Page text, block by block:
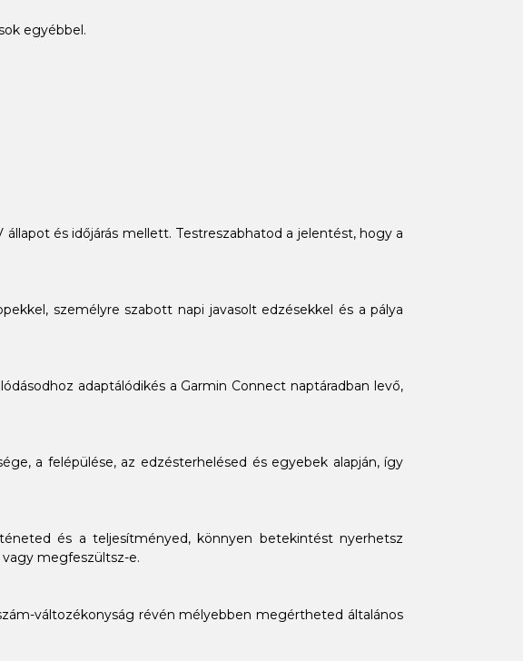
egyébbel.
állapot és időjárás mellett. Testreszabhatod a jelentést, hogy a
személyre szabott napi javasolt edzésekkel és a pálya
adaptálódikés a Garmin Connect naptáradban levő,
a felépülése, az edzésterhelésed és egyebek alapján, így
és a teljesítményed, könnyen betekintést nyerhetsz
megfeszültsz-e.
változékonyság révén mélyebben megértheted általános